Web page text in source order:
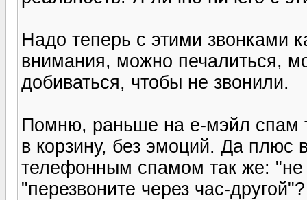
Надо теперь с этими звонками
внимания, можно печалиться,
добиваться, чтобы не звонили.
Помню, раньше на е-мэйл спам
в корзину, без эмоций. Да плюс
телефонным спамом так же:
"перезвоните через час-другой"?